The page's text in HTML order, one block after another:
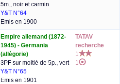
5m., noir et carmin
Y&T N°64
Emis en 1900
Empire allemand (1872-
1945) - Germania
(allégorie)
3PF sur moitié de 5p., vert
Y&T N°65
Emis en 1901
TATAV
recherche
1
1